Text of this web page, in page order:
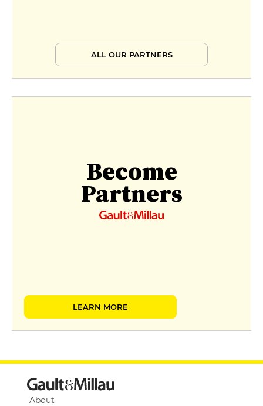
ALL OUR PARTNERS
Become
Partners
LEARN MORE
About